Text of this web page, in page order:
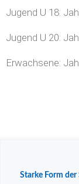
Jugend U 18:
Jugend U 20:
Erwachsene:
Starke Form